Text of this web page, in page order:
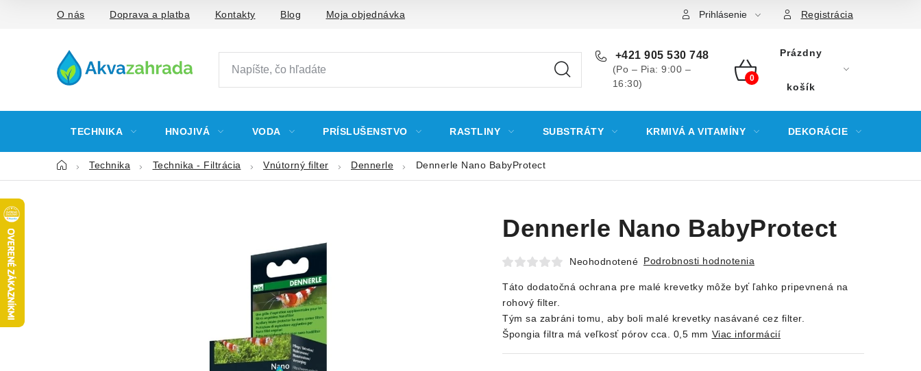
O nás Doprava a platba Kontakty Blog Moja objednávka Prihlásenie Registrácia
+421 905 530 748
(Po – Pia: 9:00 –
16:30)
NÁKUPNÝ
Prázdny
košík
TECHNIKA HNOJIVÁ VODA PRÍSLUŠENSTVO RASTLINY SUBSTRÁTY KRMIVÁ A VITAMÍNY DEKORÁCIE
DomovTechnika Technika - Filtrácia Vnútorný filter Dennerle Dennerle Nano BabyProtect
Dennerle Nano BabyProtect
Neohodnotené Podrobnosti hodnotenia
Táto dodatočná ochrana pre malé krevetky môže byť ľahko pripevnená na
rohový filter.
Tým sa zabráni tomu, aby boli malé krevetky nasávané cez filter.
Špongia filtra má veľkosť pórov cca. 0,5 mm Viac informácií